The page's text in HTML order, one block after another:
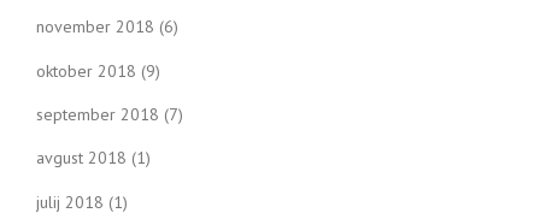
november 2018 (6)
oktober 2018 (9)
september 2018 (7)
avgust 2018 (1)
julij 2018 (1)